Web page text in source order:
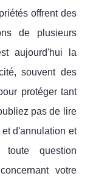
offrent des
de plusieurs
aujourd'hui la
souvent des
protéger tant
pas de lire
d'annulation et
question
votre